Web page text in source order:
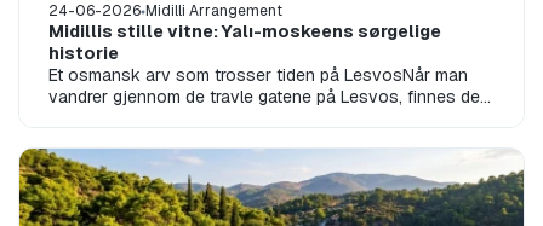
24-06-2026 Midilli Arrangement
Midillis stille vitne: Yalı-moskeens sørgelige
historie
Et osmansk arv som trosser tiden på LesvosNår man
vandrer gjennom de travle gatene på Lesvos, finnes det